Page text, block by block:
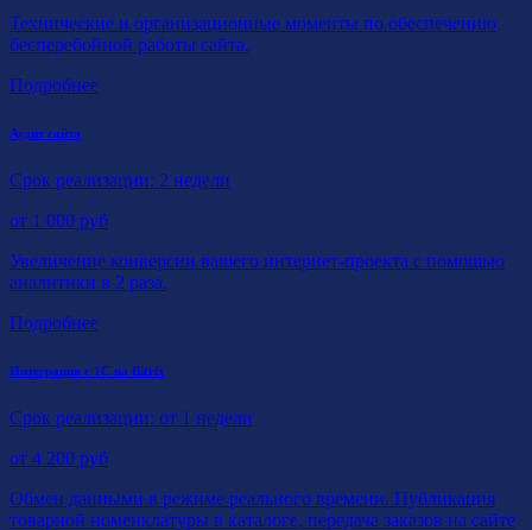
Технические и организационные моменты по обеспечению
бесперебойной работы сайта.
Подробнее
Аудит сайта
Срок реализации: 2 недели
от 1 000 руб
Увеличение конверсии вашего интернет-проекта с помощью
аналитики в 2 раза.
Подробнее
Интеграция с 1С на Bitrix
Срок реализации: от 1 недели
от 4 200 руб
Обмен данными в режиме реального времени. Публикация
товарной номенклатуры в каталоге, передача заказов на сайте